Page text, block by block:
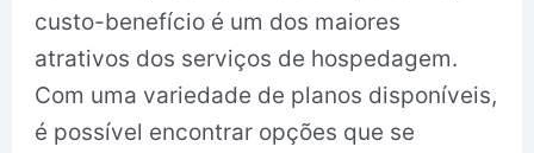
custo-benefício é um dos maiores
atrativos dos serviços de hospedagem.
Com uma variedade de planos disponíveis,
é possível encontrar opções que se